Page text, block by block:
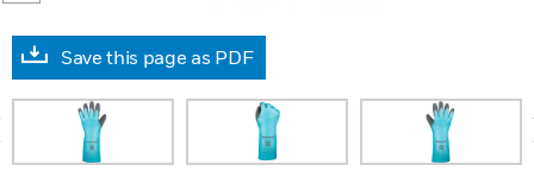
Save this page as PDF